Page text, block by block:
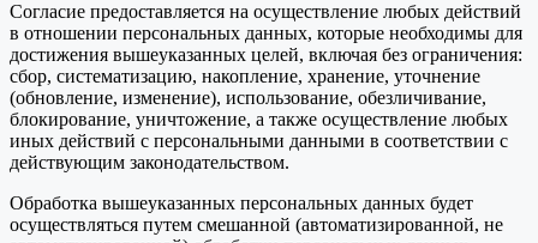
Согласие предоставляется на осуществление любых действий
в отношении персональных данных, которые необходимы для
достижения вышеуказанных целей, включая без ограничения:
сбор, систематизацию, накопление, хранение, уточнение
(обновление, изменение), использование, обезличивание,
блокирование, уничтожение, а также осуществление любых
иных действий с персональными данными в соответствии с
действующим законодательством.
Обработка вышеуказанных персональных данных будет
осуществляться путем смешанной (автоматизированной, не